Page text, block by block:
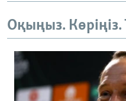
Оқыңыз.